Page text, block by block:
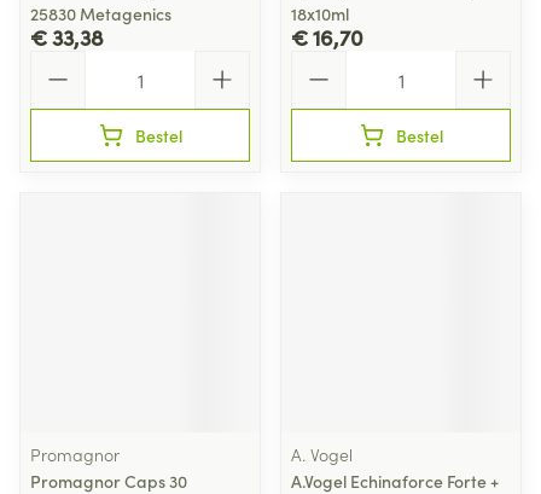
25830 Metagenics
€ 33,38
Bestel
18x10ml
€ 16,70
Bestel
Promagnor
Promagnor Caps 30
A. Vogel
A.Vogel Echinaforce Forte +